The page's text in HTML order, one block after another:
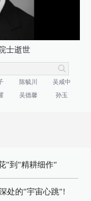
士逝世
陈毓川
吴咸中
吴德馨 孙玉
"到"精耕细作"
处的"宇宙心跳"!